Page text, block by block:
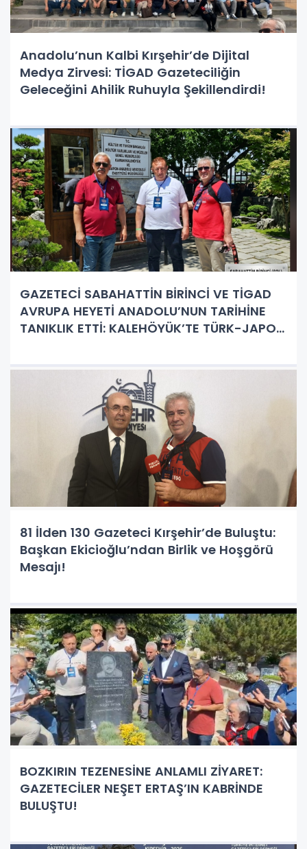
Anadolu’nun Kalbi Kırşehir’de Dijital
Medya Zirvesi: TİGAD Gazeteciliğin
Geleceğini Ahilik Ruhuyla Şekillendirdi!
GAZETECİ SABAHATTİN BİRİNCİ VE TİGAD
AVRUPA HEYETİ ANADOLU’NUN TARİHİNE
TANIKLIK ETTİ: KALEHÖYÜK’TE TÜRK-JAPON
81 İlden 130 Gazeteci Kırşehir’de Buluştu:
Başkan Ekicioğlu’ndan Birlik ve Hoşgörü
Mesajı!
BOZKIRIN TEZENESİNE ANLAMLI ZİYARET:
GAZETECİLER NEŞET ERTAŞ’IN KABRİNDE
BULUŞTU!